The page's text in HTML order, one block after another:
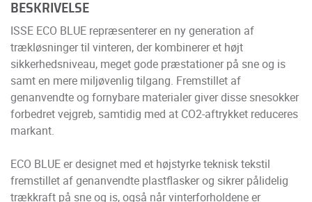
BESKRIVELSE
ISSE ECO BLUE repræsenterer en ny generation af
trækløsninger til vinteren, der kombinerer et højt
sikkerhedsniveau, meget gode præstationer på sne og is
samt en mere miljøvenlig tilgang. Fremstillet af
genanvendte og fornybare materialer giver disse snesokker
forbedret vejgreb, samtidig med at CO2-aftrykket reduceres
markant.
ECO BLUE er designet med et højstyrke teknisk tekstil
fremstillet af genanvendte plastflasker og sikrer pålidelig
trækkraft på sne og is, også når vinterforholdene er